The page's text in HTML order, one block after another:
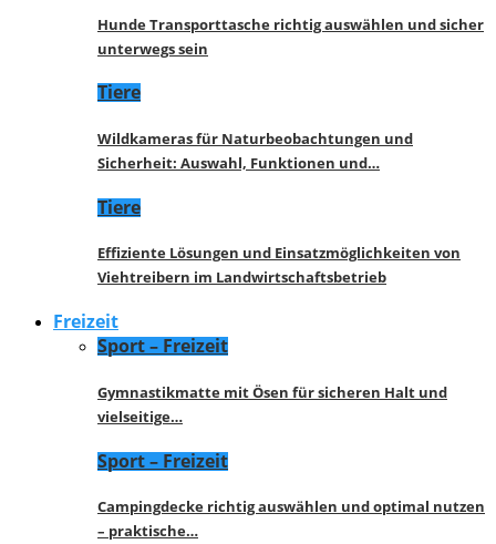
Hunde Transporttasche richtig auswählen und sicher
unterwegs sein
Tiere
Wildkameras für Naturbeobachtungen und
Sicherheit: Auswahl, Funktionen und…
Tiere
Effiziente Lösungen und Einsatzmöglichkeiten von
Viehtreibern im Landwirtschaftsbetrieb
Freizeit
Sport – Freizeit
Gymnastikmatte mit Ösen für sicheren Halt und
vielseitige…
Sport – Freizeit
Campingdecke richtig auswählen und optimal nutzen
– praktische…